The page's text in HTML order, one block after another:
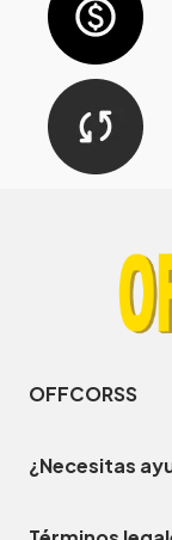
OFFCORSS
¿Necesitas